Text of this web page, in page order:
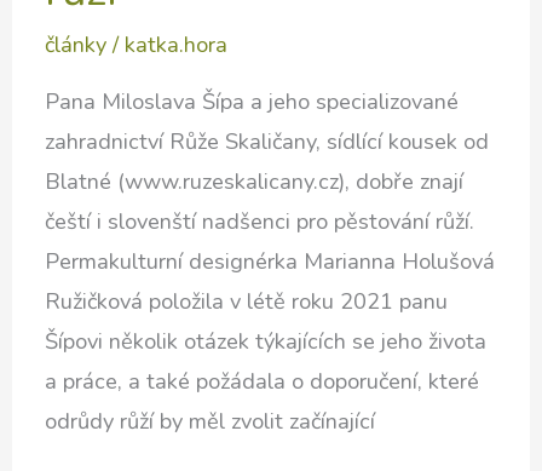
články / katka.hora
Pana Miloslava Šípa a jeho specializované
zahradnictví Růže Skaličany, sídlící kousek od
Blatné (www.ruzeskalicany.cz), dobře znají
čeští i slovenští nadšenci pro pěstování růží.
Permakulturní designérka Marianna Holušová
Ružičková položila v létě roku 2021 panu
Šípovi několik otázek týkajících se jeho života
a práce, a také požádala o doporučení, které
odrůdy růží by měl zvolit začínající